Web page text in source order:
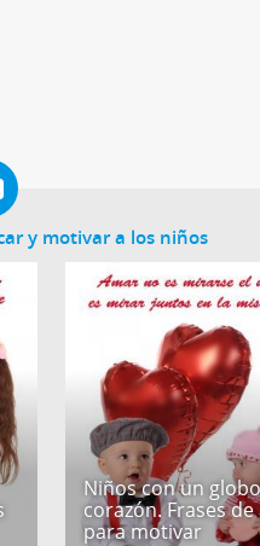
y motivar a los niños
Niños con un
corazón. Frases
para motivar